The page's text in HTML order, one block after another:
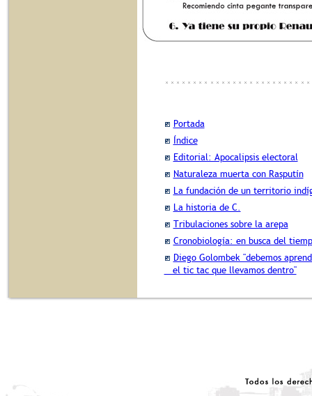
Portada
Índice
Editorial: Apocalipsis electoral
Naturaleza muerta con Rasputín
La fundación de un territorio
La historia de C.
Tribulaciones sobre la arepa
Cronobiología: en busca del
Diego Golombek "debemos
el tic tac que llevamos dentro"